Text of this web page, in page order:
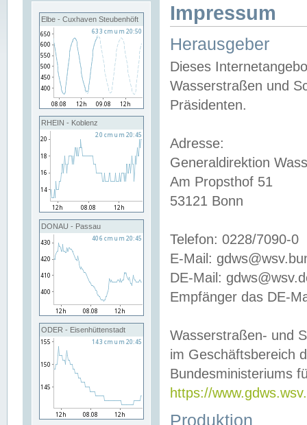
Elbe - Cuxhaven Steubenhöft
RHEIN - Koblenz
DONAU - Passau
ODER - Eisenhüttenstadt
Impressum
Herausgeber
Dieses
Wasserstraßen und
Präsidenten.
Adresse:
Generaldirektion
Am Propsthof 51
53121 Bonn
Telefon: 0228/7090-0
E-Mail:
DE-Mail:
Empfänger das DE-
Wasserstraßen- und
im Geschäftsbereich
Bundesministeriums
https://
Produktion